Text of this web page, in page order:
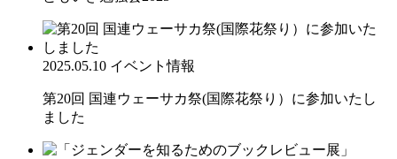
2025.05.10 イベント情報
第20回 国連ウェーサカ祭(国際花祭り）に参加いたし
ました